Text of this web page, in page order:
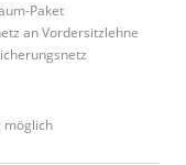
Paket
an Vordersitzlehne
möglich